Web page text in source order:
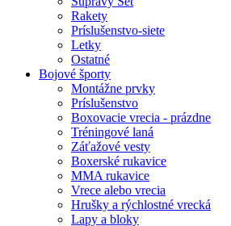
Rakety
Príslušenstvo-siete
Letky
Ostatné
Bojové športy
Montážne prvky
Príslušenstvo
Boxovacie vrecia - prázdne
Tréningové laná
Záťažové vesty
Boxerské rukavice
MMA rukavice
Vrece alebo vrecia
Hrušky a rýchlostné vrecká
Lapy a bloky